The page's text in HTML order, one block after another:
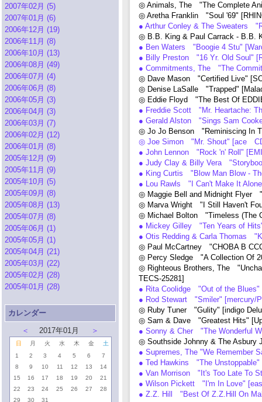
2007年02月 (5)
2007年01月 (6)
2006年12月 (19)
2006年11月 (8)
2006年10月 (13)
2006年08月 (49)
2006年07月 (4)
2006年06月 (8)
2006年05月 (3)
2006年04月 (3)
2006年03月 (7)
2006年02月 (12)
2006年01月 (8)
2005年12月 (9)
2005年11月 (9)
2005年10月 (5)
2005年09月 (8)
2005年08月 (13)
2005年07月 (8)
2005年06月 (1)
2005年05月 (1)
2005年04月 (21)
2005年03月 (22)
2005年02月 (28)
2005年01月 (28)
カレンダー
＜
2017年01月 ＞
日 月 火 水 木 金
土
1
2 3 4 5 6
7
8
9 10 11 12 13
14
15
16 17 18 19 20
21
22
23 24 25 26 27
28
29
30 31
◎ Animals, The "The Complete
◎ Aretha Franklin "Soul '69"
● Arthur Conley & The Sweaters
◎ B.B. King & Paul Carrack -
● Ben Waters "Boogie 4 Stu"
● Billy Preston "16 Yr. Old Soul"
● Commitments, The "The
◎ Dave Mason "Certified Live"
◎ Denise LaSalle "Trapped"
◎ Eddie Floyd "The Best Of
● Freddie Scott "Mr. Heartache:
● Gerald Alston "Sings Sam
◎ Jo Jo Benson "Reminiscing In
◎ Joe Simon "Mr. Shout" [ace
● John Lennon "Rock 'n' Roll"
● Judy Clay & Billy Vera
● King Curtis "Blow Man Blow -
● Lou Rawls "I Can't Make It
◎ Maggie Bell and Midnight Flyer
◎ Marva Wright "I Still Haven't
◎ Michael Bolton "Timeless (The
● Mickey Gilley "Ten Years of
● Otis Redding & Carla Thomas
◎ Paul McCartney "CHOBA B
◎ Percy Sledge "A Collection Of
◎ Righteous Brothers, The
TECS-25281]
● Rita Coolidge "Out of the
● Rod Stewart "Smiler" [mercury/
◎ Ruby Tuner "Gulity" [indigo
◎ Sam & Dave "Greatest Hits"
● Sonny & Cher "The Wonderful
◎ Southside Johnny & The
● Supremes, The "We Remember
● Ted Hawkins "The
● Van Morrison "It's Too Late To
● Wilson Pickett "I'm In Love"
● Z.Z. Hill "Best Of Z.Z.Hill On